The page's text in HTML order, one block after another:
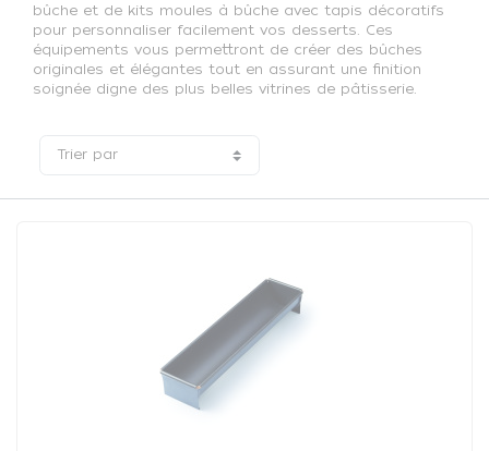
bûche et de kits moules à bûche avec tapis décoratifs
pour personnaliser facilement vos desserts. Ces
équipements vous permettront de créer des bûches
originales et élégantes tout en assurant une finition
soignée digne des plus belles vitrines de pâtisserie.
Trier par